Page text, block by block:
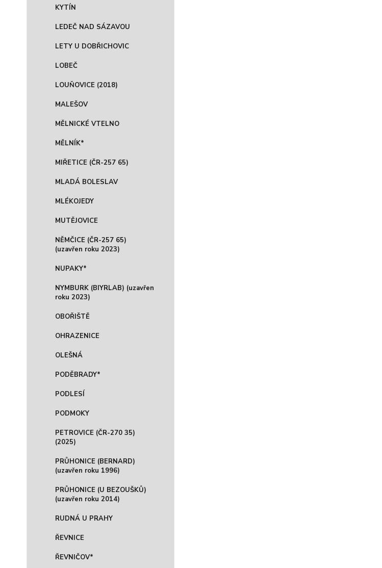
KYTÍN
LEDEČ NAD SÁZAVOU
LETY U DOBŘICHOVIC
LOBEČ
LOUŇOVICE (2018)
MALEŠOV
MĚLNICKÉ VTELNO
MĚLNÍK*
MIŘETICE (ČR-257 65)
MLADÁ BOLESLAV
MLÉKOJEDY
MUTĚJOVICE
NĚMČICE (ČR-257 65)
(uzavřen roku 2023)
NUPAKY*
NYMBURK (BIYRLAB) (uzavřen
roku 2023)
OBOŘIŠTĚ
OHRAZENICE
OLEŠNÁ
PODĚBRADY*
PODLESÍ
PODMOKY
PETROVICE (ČR-270 35)
(2025)
PRŮHONICE (BERNARD)
(uzavřen roku 1996)
PRŮHONICE (U BEZOUŠKŮ)
(uzavřen roku 2014)
RUDNÁ U PRAHY
ŘEVNICE
ŘEVNIČOV*